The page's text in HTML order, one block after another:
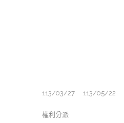
113/03/27 113/05/22
權利分派